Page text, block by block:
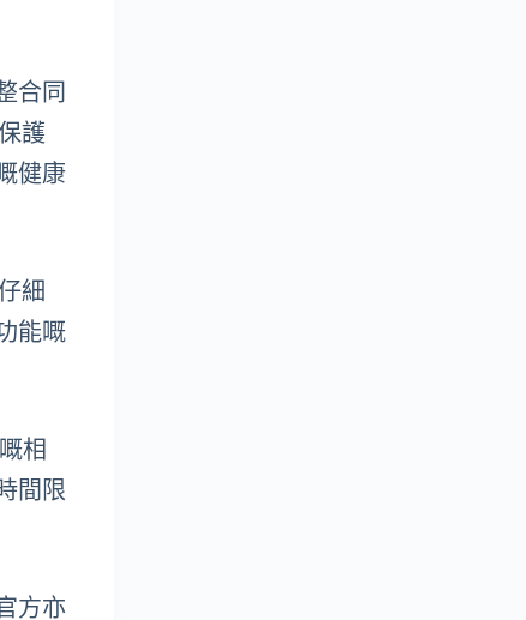
合同
護
健康
細
能嘅
相
間限
方亦